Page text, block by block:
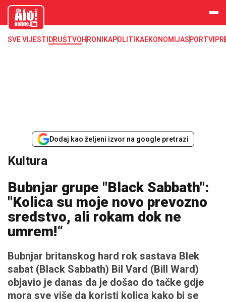
aloonline.b
SVE VIJESTI DRUŠTVOHRONIKAPOLITIKAEKONOMIJASPORTVIP
Dodaj kao željeni izvor na google pretrazi
Kultura
Bubnjar grupe "Black Sabbath":
"Kolica su moje novo prevozno
sredstvo, ali rokam dok ne
umrem!“
Bubnjar britanskog hard rok sastava Blek
sabat (Black Sabbath) Bil Vard (Bill Ward)
objavio je danas da je došao do tačke gdje
mora sve više da koristi kolica kako bi se